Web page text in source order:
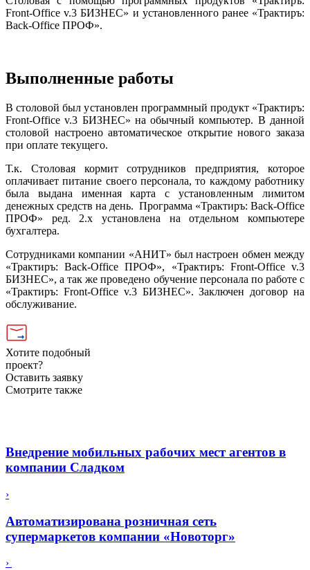
Front-Office v.3 БИЗНЕС» и установленного ранее «Трактиръ:
Back-Office ПРОФ».
Выполненные работы
В столовой был установлен программный продукт «Трактиръ:
Front-Office v.3 БИЗНЕС» на обычный компьютер. В данной
столовой настроено автоматическое открытие нового заказа
при оплате текущего.
Т.к. Столовая кормит сотрудников предприятия, которое
оплачивает питание своего персонала, то каждому работнику
была выдана именная карта с установленным лимитом
денежных средств на день. Программа «Трактиръ: Back-Office
ПРОФ» ред. 2.x установлена на отдельном компьютере
бухгалтера.
Сотрудниками компании «АНИТ» был настроен обмен между
«Трактиръ: Back-Office ПРОФ», «Трактиръ: Front-Office v.3
БИЗНЕС», а так же проведено обучение персонала по работе с
«Трактиръ: Front-Office v.3 БИЗНЕС». Заключен договор на
обслуживание.
Хотите подобный
проект?
Оставить заявку
Смотрите также
Внедрение мобильных рабочих мест агентов в
компании Сладком
›
Автоматизирована розничная сеть
супермаркетов компании «Новоторг»
›